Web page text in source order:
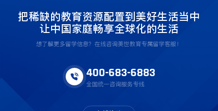
把稀缺的教育资源配置到美好生活当中
让中国家庭畅享全球化的生活
想了解更多留学信息？在线咨询美世教育专属留学客服！
400-683-6883
全国统一咨询服务专线